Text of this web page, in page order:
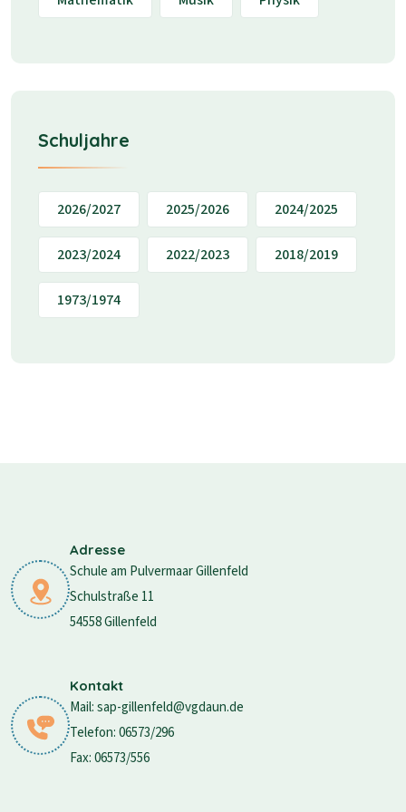
Schuljahre
2026/2027 2025/2026 2024/2025
2023/2024 2022/2023 2018/2019
1973/1974
Adresse
Schule am Pulvermaar Gillenfeld
Schulstraße 11
54558 Gillenfeld
Kontakt
Mail: sap-gillenfeld@vgdaun.de
Telefon: 06573/296
Fax: 06573/556